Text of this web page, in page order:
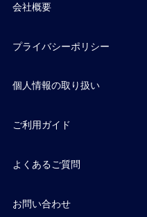
会社概要
プライバシーポリシー
個人情報の取り扱い
ご利用ガイド
よくあるご質問
お問い合わせ